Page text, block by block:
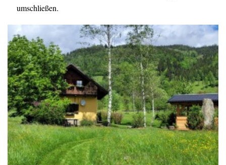
umschließen.